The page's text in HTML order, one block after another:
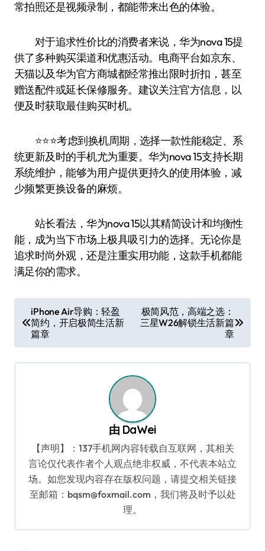
常拍照还是视频录制，都能带来出色的体验。
对于追求性价比的消费者来说，华为nova 15提
供了多种购买渠道和优惠活动。电商平台如京东、
天猫以及华为官方商城都经常推出限时折扣，甚至
赠送配件或延长保修服务。建议关注官方信息，以
便及时获取最佳购买时机。
⭐️⭐️⭐️考虑到换机周期，选择一款性能稳定、系
统更新及时的手机尤为重要。华为nova 15支持长期
系统维护，能够为用户提供更持久的使用体验，减
少频繁更换设备的麻烦。
站长看法，华为nova 15以其精简设计和均衡性
能，成为当下市场上极具吸引力的选择。无论你是
追求时尚外观，还是注重实用功能，这款手机都能
满足你的需求。
章
导
航
iPhone Air导购：轻盈
简约，开启极简生活新
篇章
极简风范，高端之选：
三星W26解锁生活新篇
章
由 DaWei
【声明】：137手机网内容转载自互联网，其相关
言论仅代表作者个人观点绝非权威，不代表本站立
场。如您发现内容存在版权问题，请提交相关链接
至邮箱：bqsm@foxmail.com，我们将及时予以处
理。